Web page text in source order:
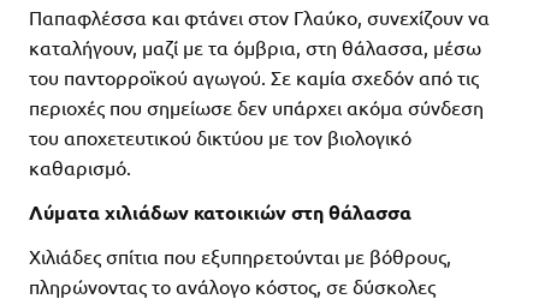
Παπαφλέσσα και φτάνει στον Γλαύκο, συνεχίζουν να
καταλήγουν, μαζί με τα όμβρια, στη θάλασσα, μέσω
του παντορροϊκού αγωγού. Σε καμία σχεδόν από τις
περιοχές που σημείωσε δεν υπάρχει ακόμα σύνδεση
του αποχετευτικού δικτύου με τον βιολογικό
καθαρισμό.
Λύματα χιλιάδων κατοικιών στη θάλασσα
Χιλιάδες σπίτια που εξυπηρετούνται με βόθρους,
πληρώνοντας το ανάλογο κόστος, σε δύσκολες